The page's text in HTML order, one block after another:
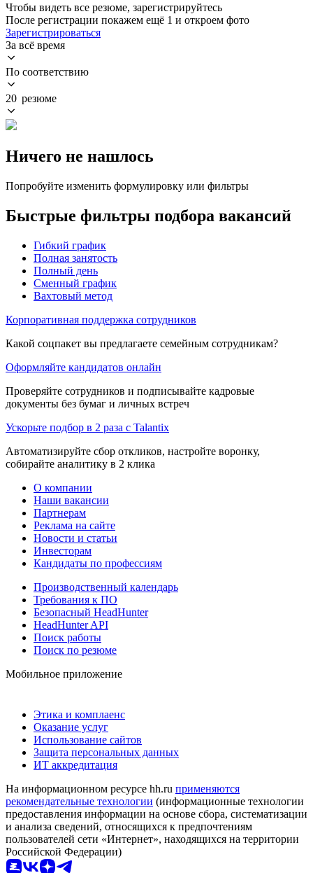
Чтобы видеть все резюме, зарегистрируйтесь
После регистрации покажем ещё 1 и откроем фото
Зарегистрироваться
За всё время
По соответствию
20 резюме
Ничего не нашлось
Попробуйте изменить формулировку или фильтры
Быстрые фильтры подбора вакансий
Гибкий график
Полная занятость
Полный день
Сменный график
Вахтовый метод
Корпоративная поддержка сотрудников
Какой соцпакет вы предлагаете семейным сотрудникам?
Оформляйте кандидатов онлайн
Проверяйте сотрудников и подписывайте кадровые
документы без бумаг и личных встреч
Ускорьте подбор в 2 раза с Talantix
Автоматизируйте сбор откликов, настройте воронку,
собирайте аналитику в 2 клика
О компании
Наши вакансии
Партнерам
Реклама на сайте
Новости и статьи
Инвесторам
Кандидаты по профессиям
Производственный календарь
Требования к ПО
Безопасный HeadHunter
HeadHunter API
Поиск работы
Поиск по резюме
Мобильное приложение
Этика и комплаенс
Оказание услуг
Использование сайтов
Защита персональных данных
ИТ аккредитация
На информационном ресурсе hh.ru применяются
рекомендательные технологии (информационные технологии
предоставления информации на основе сбора, систематизации
и анализа сведений, относящихся к предпочтениям
пользователей сети «Интернет», находящихся на территории
Российской Федерации)